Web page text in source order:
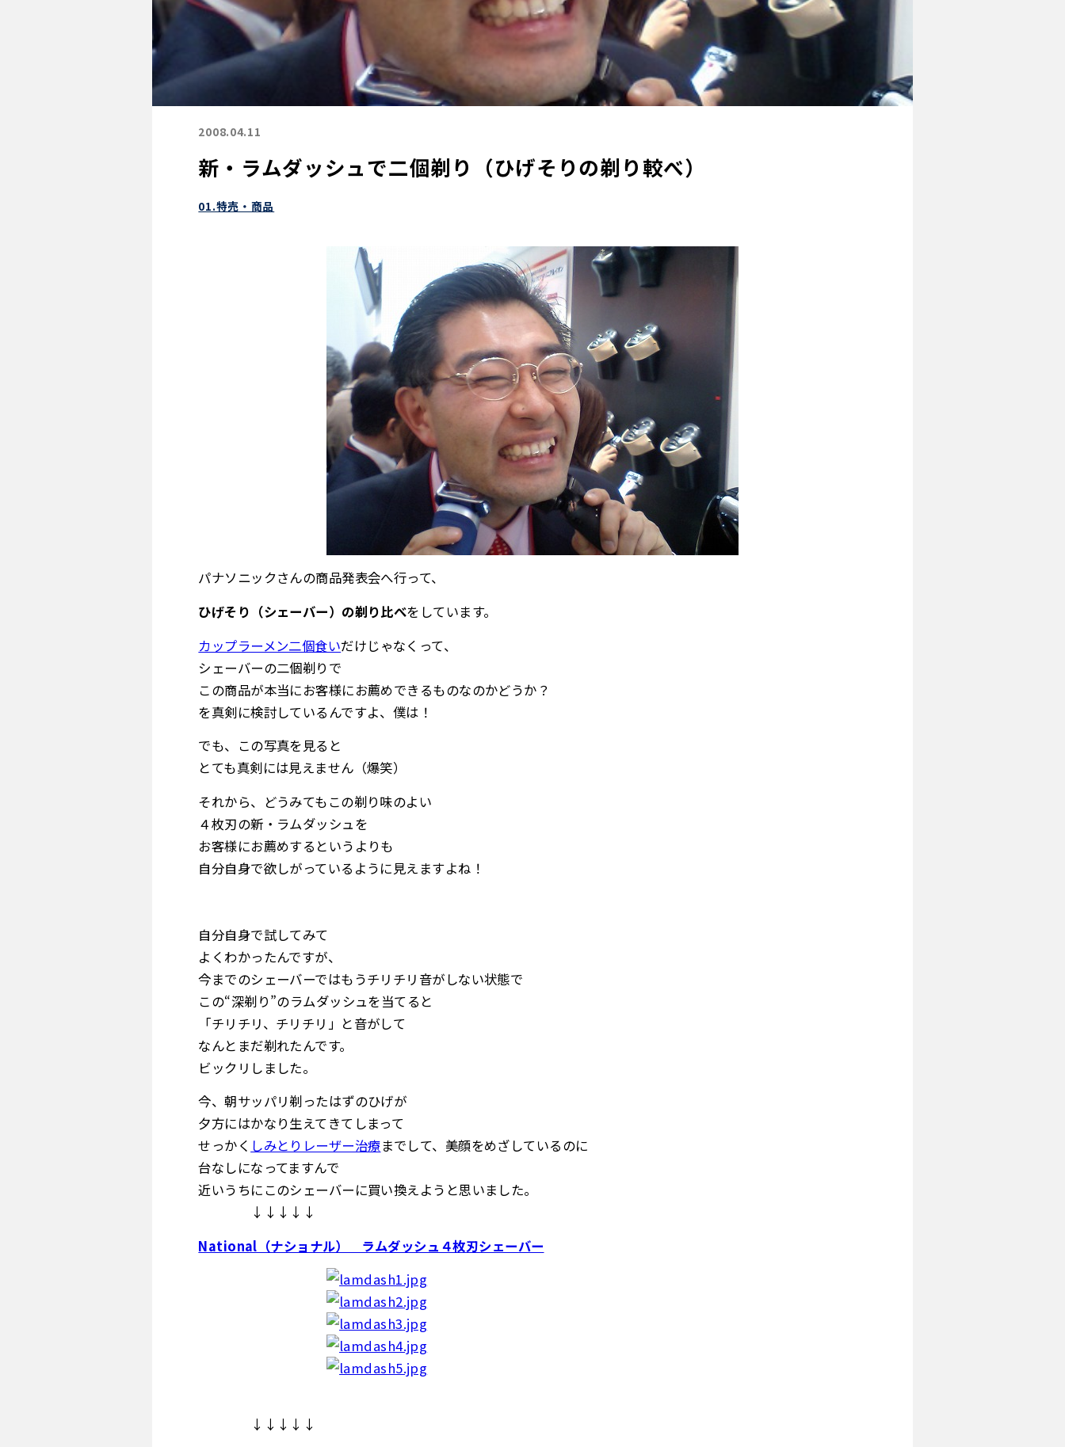
2008.04.11
新・ラムダッシュで二個剃り（ひげそりの剃り較べ）
01.特売・商品
パナソニックさんの商品発表会へ行って、
ひげそり（シェーバー）の剃り比べをしています。
カップラーメン二個食いだけじゃなくって、
シェーバーの二個剃りで
この商品が本当にお客様にお薦めできるものなのかどうか？
を真剣に検討しているんですよ、僕は！
でも、この写真を見ると
とても真剣には見えません（爆笑）
それから、どうみてもこの剃り味のよい
４枚刃の新・ラムダッシュを
お客様にお薦めするというよりも
自分自身で欲しがっているように見えますよね！
自分自身で試してみて
よくわかったんですが、
今までのシェーバーではもうチリチリ音がしない状態で
この“深剃り”のラムダッシュを当てると
「チリチリ、チリチリ」と音がして
なんとまだ剃れたんです。
ビックリしました。
今、朝サッパリ剃ったはずのひげが
夕方にはかなり生えてきてしまって
せっかく しみとりレーザー治療までして、美顔をめざしているのに
台なしになってますんで
近いうちにこのシェーバーに買い換えようと思いました。
↓↓↓↓↓
National（ナショナル） ラムダッシュ４枚刃シェーバー
↓↓↓↓↓